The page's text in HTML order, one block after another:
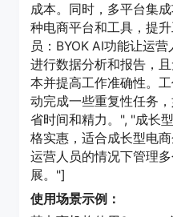
成本。同时，多平台集
种电商平台和工具，提
员：BYOK AI功能让运
进行数据分析和报告，
本并提高工作准确性。
动完成一些重复性任务
省时间和精力。", "成长
格实惠，适合成长型电
运营人员的情况下管理
展。"]
使用场景示例：